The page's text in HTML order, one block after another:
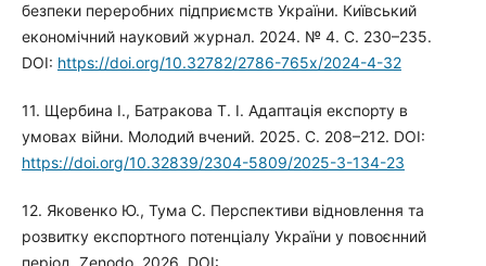
безпеки переробних підприємств України. Київський
економічний науковий журнал. 2024. № 4. С. 230–235.
DOI: https://doi.org/10.32782/2786-765x/2024-4-32
11. Щербина І., Батракова Т. І. Адаптація експорту в
умовах війни. Молодий вчений. 2025. С. 208–212. DOI:
https://doi.org/10.32839/2304-5809/2025-3-134-23
12. Яковенко Ю., Тума С. Перспективи відновлення та
розвитку експортного потенціалу України у повоєнний